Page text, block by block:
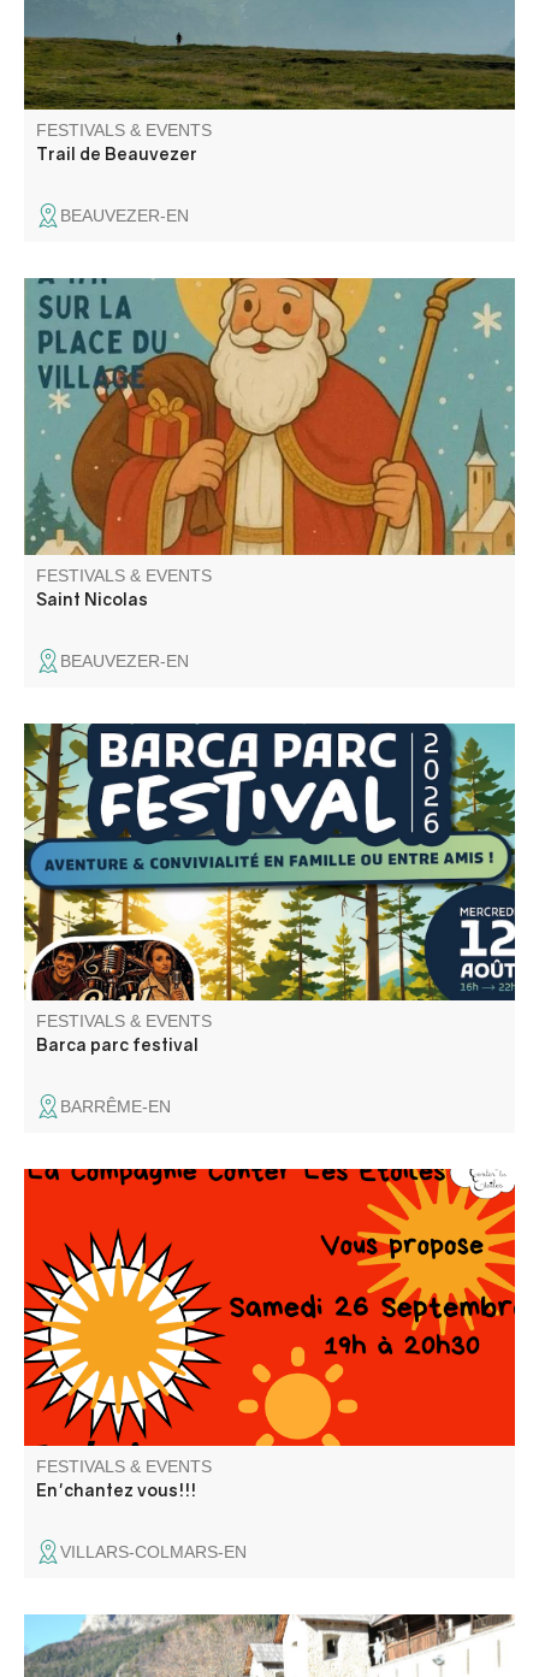
FESTIVALS & EVENTS
Trail de Beauvezer
BEAUVEZER-EN
Retraite au flambeau, chocolat et vin chaud organisé par
le comité des fêtes de Beauvezer.
FESTIVALS & EVENTS
Saint Nicolas
BEAUVEZER-EN
Et si votre plus belle soirée de l’été se passait… dans les
arbres ? Le temps d’une soirée, Barca Parc se transforme
en un véritable festival d’aventure !
FESTIVALS & EVENTS
Barca parc festival
BARRÊME-EN
FESTIVALS & EVENTS
En'chantez vous!!!
VILLARS-COLMARS-EN
Artisan and flavour market in the colors of Christmas.